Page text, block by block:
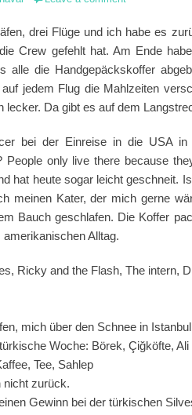
drei Flüge und ich habe es
Crew gefehlt hat. Am Ende
alle die Handgepäckskoffer
jedem Flug die Mahlzeiten
lecker. Da gibt es auf dem
bei der Einreise in die USA
People only live there because
hat heute sogar leicht geschneit.
meinen Kater, der mich gerne
Bauch geschlafen. Die Koffer
Alltag.
Ricky and the Flash, The intern,
mich über den Schnee in
Woche: Börek, Çiğköfte,
Tee, Sahlep
nicht zurück.
Gewinn bei der türkischen